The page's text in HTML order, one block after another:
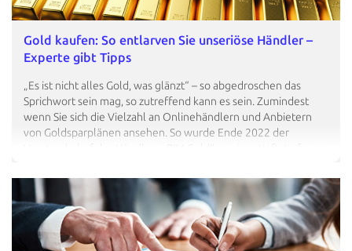
Unternehmens zu erwerben. Die traditionellen Optionsscheine
betreffen folglich eine ggf. bedingte Kapitalerhöhung. Die
Laufzeit kann bis zu 10 Jahren betragen. Traditionelle
Optionsscheine…
Gold kaufen: So entlarven Sie unseriöse Händler –
Experte gibt Tipps
„Es ist nicht alles Gold, was glänzt“ – so abgedroschen das
Sprichwort sein mag, so zutreffend kann es sein. Zumindest
wenn Sie sich die Vielzahl an Onlinehändlern und Anbietern
von Goldsparplänen ansehen. So wurde Ende 2022 der
und Geldwäsche. Ein Schaden von 140 Mio. € für Anlegerinnen
und Anleger ist entstanden. So drastisch muss es nicht immer
ausfallen. Dennoch gibt es viele unseriöse Angebote. Wir
zeigen Ihnen, wie Sie solche Anbieter erkennen – und geben
Ihnen weitere Tipps, was Sie beim Goldkauf beachten sollten.